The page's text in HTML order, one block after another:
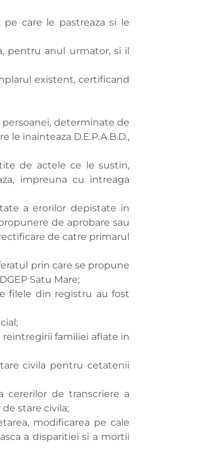
care le pastreaza si le
pentru anul urmator, si il
existent, certificand
determinate de
inainteaza D.E.P.A.B.D.,
de actele ce le sustin,
impreuna cu intreaga
a erorilor depistate in
de aprobare sau
de catre primarul
prin care se propune
Satu Mare;
filele din registru au fost
familiei aflate in
civila pentru cetatenii
cererilor de transcriere a
stare civila;
modificarea pe cale
a disparitiei si a mortii